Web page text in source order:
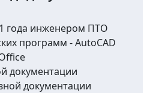
года инженером ПТО
программ - AutoCAD
документации
документации